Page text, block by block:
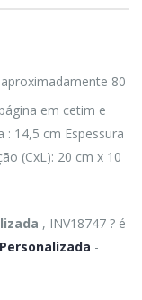
80
em cetim e
: 14,5 cm Espessura
(CxL): 20 cm x 10
, INV18747 ? é
-